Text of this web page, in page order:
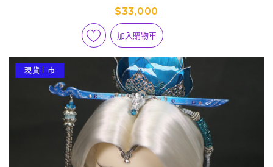
$33,000
加入購物車
現貨上市